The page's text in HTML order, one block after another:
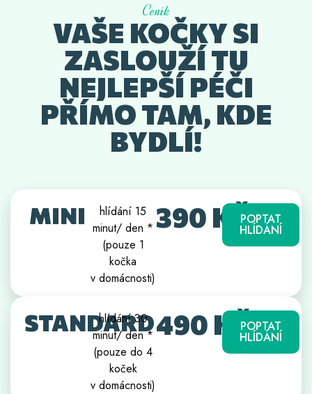
Ceník
VAŠE KOČKY SI
ZASLOUŽÍ TU
NEJLEPŠÍ PÉČI
PŘÍMO TAM, KDE
BYDLÍ!
MINI
hlídání 15
minut/ den *
(pouze 1
kočka
v domácnosti)
390 KČPOPTAT
HLÍDÁNÍ
STANDARD
hlídání 30
minut/ den *
(pouze do 4
koček
v domácnosti)
490 KČPOPTAT
HLÍDÁNÍ